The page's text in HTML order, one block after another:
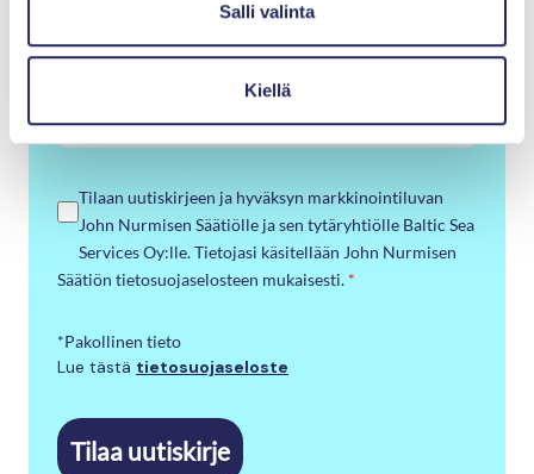
Salli valinta
Kiellä
Tilaan uutiskirjeen ja hyväksyn markkinointiluvan
John Nurmisen Säätiölle ja sen tytäryhtiölle Baltic Sea
Services Oy:lle. Tietojasi käsitellään John Nurmisen
Säätiön tietosuojaselosteen mukaisesti. *
*Pakollinen tieto
Lue tästä tietosuojaseloste
Tilaa uutiskirje